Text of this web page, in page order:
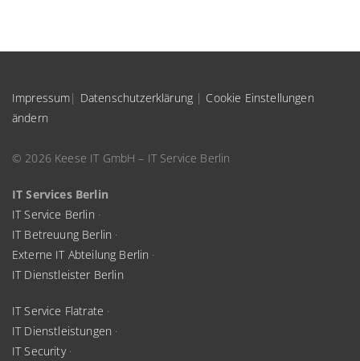
Impressum| Datenschutzerklärung| Cookie Einstellungen
ändern
© 2026 Keese IT GmbH – IT Service Berlin
IT Services Berlin
IT Service Berlin ·
IT Betreuung Berlin ·
Externe IT Abteilung Berlin ·
IT Dienstleister Berlin
IT Service Flatrate ·
IT Dienstleistungen ·
IT Security·